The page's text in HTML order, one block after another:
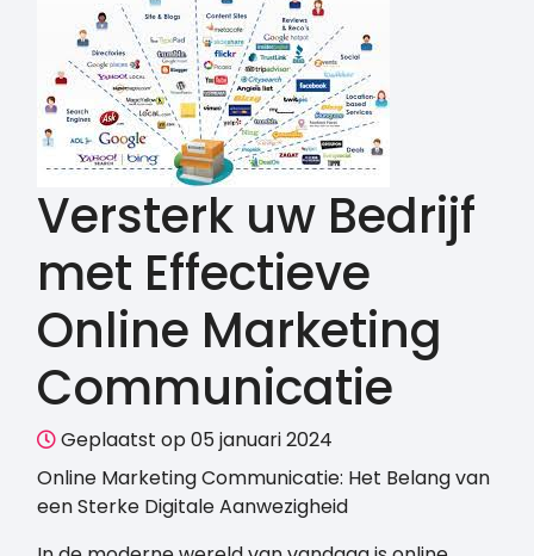
Versterk uw Bedrijf
met Effectieve
Online Marketing
Communicatie
Geplaatst op 05 januari 2024
Online Marketing Communicatie: Het Belang van
een Sterke Digitale Aanwezigheid